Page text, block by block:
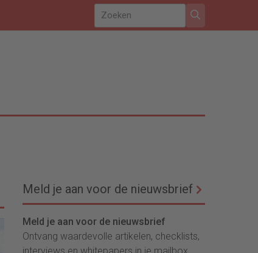
Meld je aan voor de nieuwsbrief
Meld je aan voor de nieuwsbrief
Ontvang waardevolle artikelen, checklists,